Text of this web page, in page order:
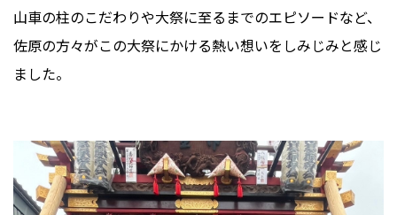
山車の柱のこだわりや大祭に至るまでのエピソードなど、
佐原の方々がこの大祭にかける熱い想いをしみじみと感じ
ました。